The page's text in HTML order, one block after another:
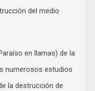
del medio
en llamas) de la
numerosos estudios
la destrucción de